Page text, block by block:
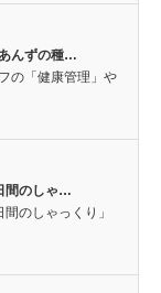
んずの種…
の「健康管理」や
間のしゃ…
のしゃっくり」